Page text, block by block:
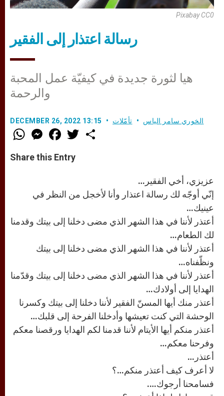
Pixabay CC0
رسالة اعتذار إلى الفقير
هيا لثورة جديدة في كيفيّة عمل المحبة
والرحمة
DECEMBER 26, 2022 13:15 الخوري سامر الياس تأمّلات
W
h
t
s
M
e
s
e
F
a
e
b
w
Share this Entry
عزيزي، أخي الفقير…
إنّي أوجّه لك رسالة اعتذار وأنا لأخجل من النظر في
عينيك…
أعتذر لأننا في هذا الشهر الذي مضى دخلنا إلى بيتك وقدمنا
لك الطعام…
أعتذر لأننا في هذا الشهر الذي مضى دخلنا إلى بيتك
ونظّفناه…
أعتذر لأننا في هذا الشهر الذي مضى دخلنا إلى بيتك وقدّمنا
الهدايا إلى أولادك…
أعتذر منك أيها المسنّ الفقير لأننا دخلنا إلى بيتك وكسرنا
الوحشة التي كنت تعيشها وأدخلنا الفرحة إلى قلبك…
أعتذر منكم أيها الأيتام لأننا قدمنا لكم الهدايا ورقصنا معكم
وفرحنا معكم…
أعتذر…
لا أعرف كيف أعتذر منكم…؟
فسامحنا أرجوك….